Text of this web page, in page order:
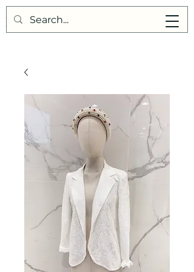
Points de Suture